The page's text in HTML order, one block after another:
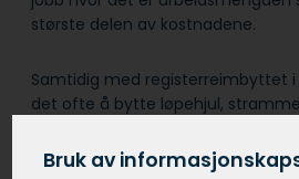
største delen av kostnadene.
Samtidig med registerreimbyttet
det ofte å bytte løpehjul,
Bruk av